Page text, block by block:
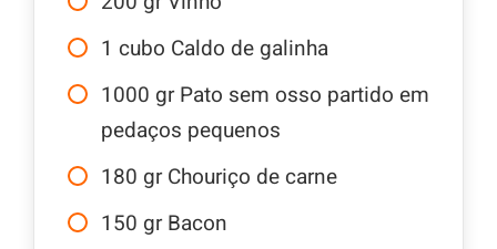
1 cubo Caldo de galinha
1000 gr Pato sem osso partido em
pedaços pequenos
180 gr Chouriço de carne
150 gr Bacon